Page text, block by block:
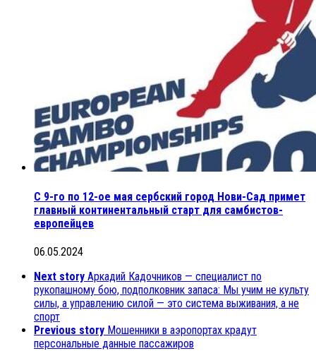
С 9-го по 12-ое мая сербский город Нови-Сад примет
главный континентальный старт для самбистов-
европейцев
06.05.2024
Next story Аркадий Кадочников — специалист по
рукопашному бою, подполковник запаса: Мы учим не культу
силы, а управлению силой — это система выживания, а не
спорт
Previous story Мошенники в аэропортах крадут
персональные данные пассажиров